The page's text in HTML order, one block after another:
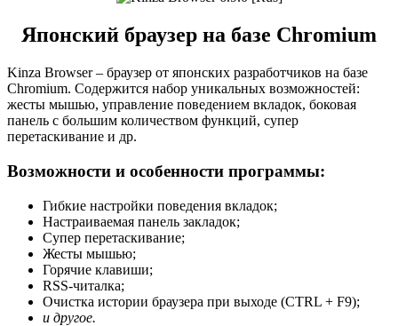
Японский браузер на базе Chromium
Kinza Browser – браузер от японских разработчиков на базе
Chromium. Содержится набор уникальных возможностей:
жесты мышью, управление поведением вкладок, боковая
панель с большим количеством функций, супер
перетаскивание и др.
Возможности и особенности программы:
Гибкие настройки поведения вкладок;
Настраиваемая панель закладок;
Супер перетаскивание;
Жесты мышью;
Горячие клавиши;
RSS-читалка;
Очистка истории браузера при выходе (CTRL + F9);
и другое.